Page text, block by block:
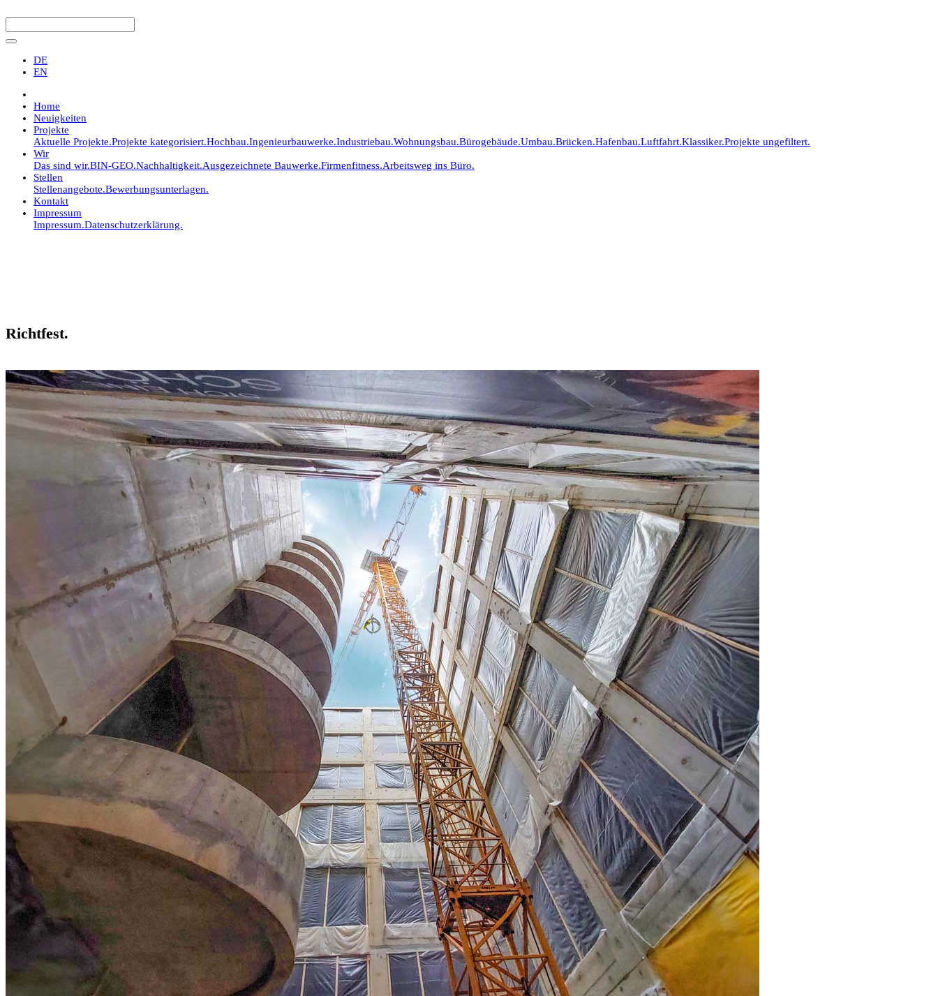
DE
EN
Home
Neuigkeiten
Projekte
Aktuelle Projekte.Projekte kategorisiert.Hochbau.Ingenieurbauwerke.Industriebau.Wohnungsbau.Bürogebäude.Umbau.Brücken.Hafenbau.Luftfahrt.Klassiker.Projekte ungefiltert.
Wir
Das sind wir.BIN-GEO.Nachhaltigkeit.Ausgezeichnete Bauwerke.Firmenfitness.Arbeitsweg ins Büro.
Stellen
Stellenangebote.Bewerbungsunterlagen.
Kontakt
Impressum
Impressum.Datenschutzerklärung.
Richtfest.